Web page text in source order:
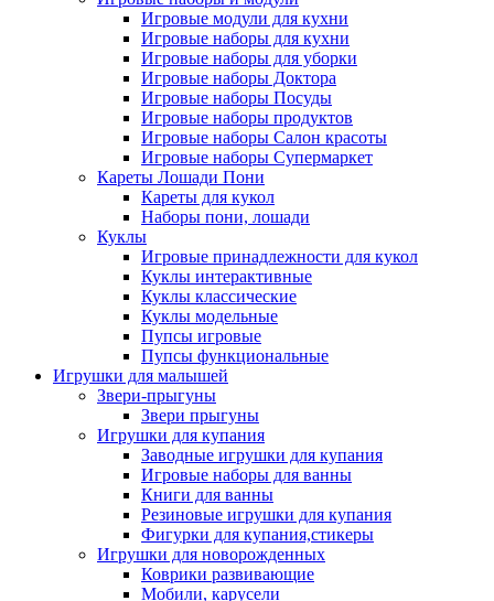
Игровые модули для кухни
Игровые наборы для кухни
Игровые наборы для уборки
Игровые наборы Доктора
Игровые наборы Посуды
Игровые наборы продуктов
Игровые наборы Салон красоты
Игровые наборы Супермаркет
Кареты Лошади Пони
Кареты для кукол
Наборы пони, лошади
Куклы
Игровые принадлежности для кукол
Куклы интерактивные
Куклы классические
Куклы модельные
Пупсы игровые
Пупсы функциональные
Игрушки для малышей
Звери-прыгуны
Звери прыгуны
Игрушки для купания
Заводные игрушки для купания
Игровые наборы для ванны
Книги для ванны
Резиновые игрушки для купания
Фигурки для купания,стикеры
Игрушки для новорожденных
Коврики развивающие
Мобили, карусели